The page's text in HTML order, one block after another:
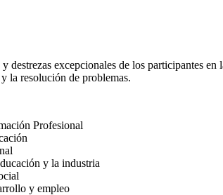
destrezas excepcionales de los participantes
la resolución de problemas.
Profesional
y la industria
y empleo